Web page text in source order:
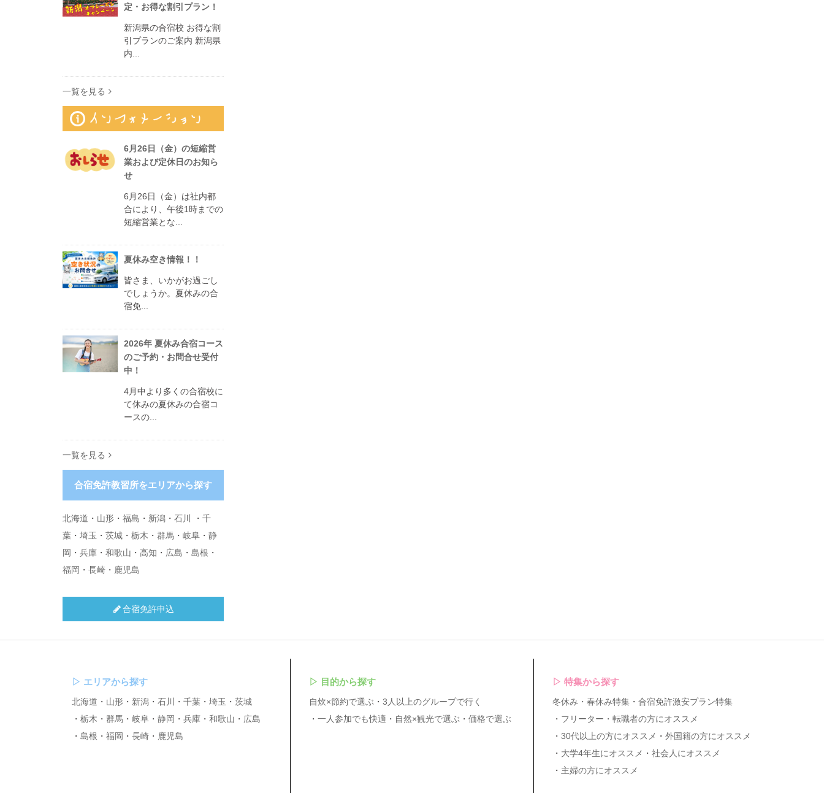
定・お得な割引プラン！
新潟県の合宿校 お得な割
引プランのご案内 新潟県
内...
一覧を見る
6月26日（金）の短縮営
業および定休日のお知ら
せ
6月26日（金）は社内都
合により、午後1時までの
短縮営業とな...
夏休み空き情報！！
皆さま、いかがお過ごし
でしょうか。夏休みの合
宿免...
2026年 夏休み合宿コース
のご予約・お問合せ受付
中！
4月中より多くの合宿校に
て休みの夏休みの合宿コ
ースの...
一覧を見る
合宿免許教習所をエリアから探す
北海道 ・ 山形 ・ 福島 ・ 新潟 ・ 石川 ・ 千
葉 ・ 埼玉 ・ 茨城 ・ 栃木 ・ 群馬 ・ 岐阜 ・ 静
岡 ・ 兵庫 ・ 和歌山 ・ 高知 ・ 広島 ・ 島根 ・
福岡 ・ 長崎 ・ 鹿児島
合宿免許申込
▷ エリアから探す
北海道 山形 新潟 石川 千葉 埼玉
茨城
栃木
群馬 岐阜 静岡 兵庫 和歌山
広島
島根
福岡 長崎 鹿児島
▷ 目的から探す
自炊×節約で選ぶ
3人以上のグループで行く
一人参加でも快適
自然×観光で選ぶ 価格で選ぶ
▷ 特集から探す
冬休み・春休み特集
合宿免許激安プラン特集
フリーター・転職者の方にオススメ
30代以上の方にオススメ
外国籍の方にオススメ
大学4年生にオススメ
社会人にオススメ
主婦の方にオススメ